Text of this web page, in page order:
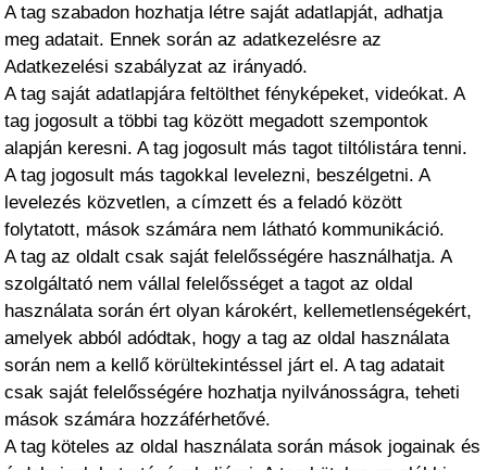
A tag szabadon hozhatja létre saját adatlapját, adhatja
meg adatait. Ennek során az adatkezelésre az
Adatkezelési szabályzat az irányadó.
A tag saját adatlapjára feltölthet fényképeket, videókat. A
tag jogosult a többi tag között megadott szempontok
alapján keresni. A tag jogosult más tagot tiltólistára tenni.
A tag jogosult más tagokkal levelezni, beszélgetni. A
levelezés közvetlen, a címzett és a feladó között
folytatott, mások számára nem látható kommunikáció.
A tag az oldalt csak saját felelősségére használhatja. A
szolgáltató nem vállal felelősséget a tagot az oldal
használata során ért olyan károkért, kellemetlenségekért,
amelyek abból adódtak, hogy a tag az oldal használata
során nem a kellő körültekintéssel járt el. A tag adatait
csak saját felelősségére hozhatja nyilvánosságra, teheti
mások számára hozzáférhetővé.
A tag köteles az oldal használata során mások jogainak és